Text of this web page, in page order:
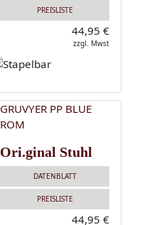
PREISLISTE
44,95 €
zzgl. Mwst
Ori.ginal Stuhl
DATENBLATT
PREISLISTE
44,95 €